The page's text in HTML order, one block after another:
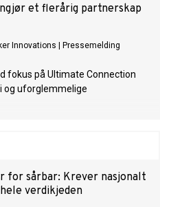
et flerårig partnerskap
Innovations Pressemelding
fokus på Ultimate Connection
og uforglemmelige
for sårbar: Krever nasjonalt
verdikjeden